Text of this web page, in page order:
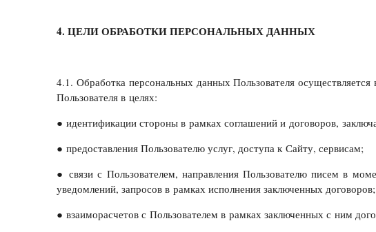
4. ЦЕЛИ ОБРАБОТКИ ПЕРСОНАЛЬНЫХ ДАННЫХ
4.1. Обработка персональных данных Пользователя
Пользователя в целях:
● идентификации стороны в рамках соглашений и договоров,
● предоставления Пользователю услуг, доступа к Сайту, сервисам;
● связи с Пользователем, направления Пользователю писем в
уведомлений, запросов в рамках исполнения заключенных договоров;
● взаиморасчетов с Пользователем в рамках заключенных с ним